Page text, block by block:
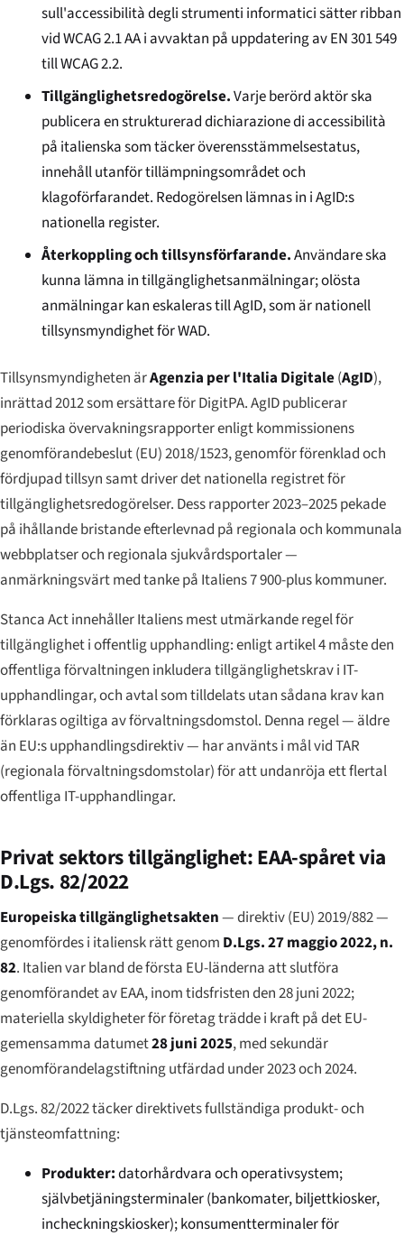
sull'accessibilità degli strumenti informaticisätter ribban
vid WCAG 2.1 AA i avvaktan på uppdatering av EN 301 549
till WCAG 2.2.
Tillgänglighetsredogörelse.Varje berörd aktör ska
publicera en struktureraddichiarazione di accessibilità
på italienska som täcker överensstämmelsestatus,
innehåll utanför tillämpningsområdet och
klagoförfarandet. Redogörelsen lämnas in i AgID:s
nationella register.
Återkoppling och tillsynsförfarande.Användare ska
kunna lämna in tillgänglighetsanmälningar; olösta
anmälningar kan eskaleras till AgID, som är nationell
tillsynsmyndighet för WAD.
Tillsynsmyndigheten ärAgenzia per l'Italia Digitale(AgID),
inrättad 2012 som ersättare för DigitPA. AgID publicerar
periodiska övervakningsrapporter enligt kommissionens
genomförandebeslut (EU) 2018/1523, genomför förenklad och
fördjupad tillsyn samt driver det nationella registret för
tillgänglighetsredogörelser. Dess rapporter 2023–2025 pekade
på ihållande bristande efterlevnad på regionala och kommunala
webbplatser och regionala sjukvårdsportaler —
anmärkningsvärt med tanke på Italiens 7 900-plus kommuner.
Stanca Act innehåller Italiens mest utmärkande regel för
tillgänglighet i offentlig upphandling: enligt artikel 4 måste den
offentliga förvaltningen inkludera tillgänglighetskrav i IT-
upphandlingar, och avtal som tilldelats utan sådana krav kan
förklaras ogiltiga av förvaltningsdomstol. Denna regel — äldre
än EU:s upphandlingsdirektiv — har använts i mål vid TAR
(regionala förvaltningsdomstolar) för att undanröja ett flertal
offentliga IT-upphandlingar.
Privat sektors tillgänglighet: EAA-spåret via
D.Lgs. 82/2022
Europeiska tillgänglighetsakten— direktiv (EU) 2019/882 —
genomfördes i italiensk rätt genom D.Lgs. 27 maggio 2022, n.
82. Italien var bland de första EU-länderna att slutföra
genomförandet av EAA, inom tidsfristen den 28 juni 2022;
materiella skyldigheter för företag trädde i kraft på det EU-
gemensamma datumet28 juni 2025, med sekundär
genomförandelagstiftning utfärdad under 2023 och 2024.
D.Lgs. 82/2022 täcker direktivets fullständiga produkt- och
tjänsteomfattning:
Produkter:datorhårdvara och operativsystem;
självbetjäningsterminaler (bankomater, biljettkiosker,
incheckningskiosker); konsumentterminaler för